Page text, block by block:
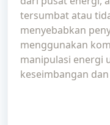
tersumbat atau
menyebabkan
menggunakan
manipulasi energi
keseimbangan